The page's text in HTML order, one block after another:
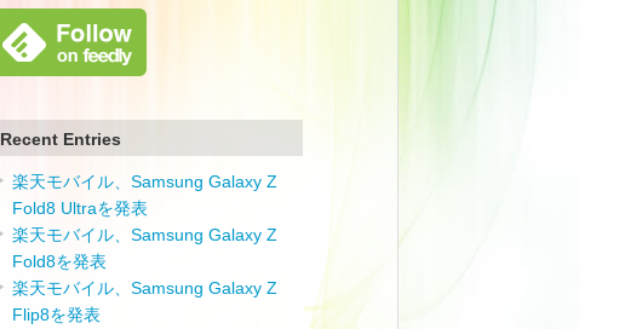
Recent Entries
楽天モバイル、Samsung Galaxy Z
Fold8 Ultraを発表
楽天モバイル、Samsung Galaxy Z
Fold8を発表
楽天モバイル、Samsung Galaxy Z
Flip8を発表